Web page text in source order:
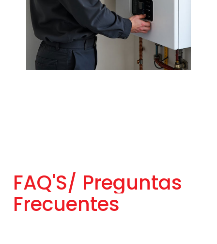
FAQ'S/ Preguntas
Frecuentes